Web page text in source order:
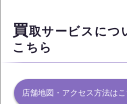
買取サービスにつ
こちら
店舗地図・アクセス方法はこ